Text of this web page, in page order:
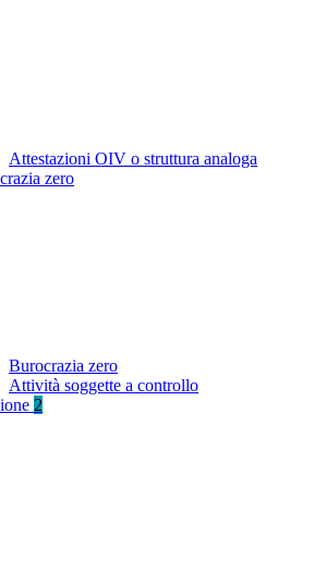
Attestazioni OIV o struttura analoga
zero
Burocrazia zero
Attività soggette a controllo
2